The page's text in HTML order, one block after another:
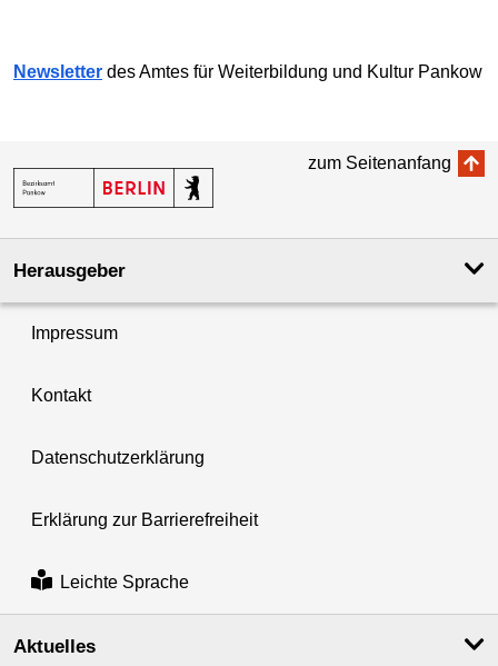
Newsletter des Amtes für Weiterbildung und Kultur Pankow
zum Seitenanfang
Herausgeber
Impressum
Kontakt
Datenschutzerklärung
Erklärung zur Barrierefreiheit
Leichte Sprache
Aktuelles